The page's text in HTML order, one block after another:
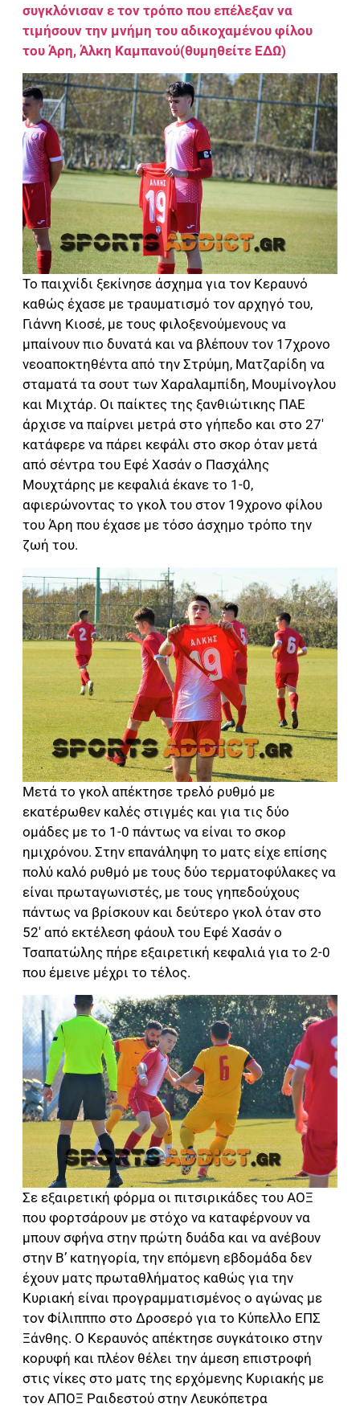
συγκλόνισαν ε τον τρόπο που επέλεξαν να
τιμήσουν την μνήμη του αδικοχαμένου φίλου
του Άρη, Άλκη Καμπανού(θυμηθείτε ΕΔΩ)
Το παιχνίδι ξεκίνησε άσχημα για τον Κεραυνό
καθώς έχασε με τραυματισμό τον αρχηγό του,
Γιάννη Κιοσέ, με τους φιλοξενούμενους να
μπαίνουν πιο δυνατά και να βλέπουν τον 17χρονο
νεοαποκτηθέντα από την Στρύμη, Ματζαρίδη να
σταματά τα σουτ των Χαραλαμπίδη, Μουμίνογλου
και Μιχτάρ. Οι παίκτες της ξανθιώτικης ΠΑΕ
άρχισε να παίρνει μετρά στο γήπεδο και στο 27′
κατάφερε να πάρει κεφάλι στο σκορ όταν μετά
από σέντρα του Εφέ Χασάν ο Πασχάλης
Μουχτάρης με κεφαλιά έκανε το 1-0,
αφιερώνοντας το γκολ του στον 19χρονο φίλου
του Άρη που έχασε με τόσο άσχημο τρόπο την
ζωή του.
Μετά το γκολ απέκτησε τρελό ρυθμό με
εκατέρωθεν καλές στιγμές και για τις δύο
ομάδες με το 1-0 πάντως να είναι το σκορ
ημιχρόνου. Στην επανάληψη το ματς είχε επίσης
πολύ καλό ρυθμό με τους δύο τερματοφύλακες να
είναι πρωταγωνιστές, με τους γηπεδούχους
πάντως να βρίσκουν και δεύτερο γκολ όταν στο
52′ από εκτέλεση φάουλ του Εφέ Χασάν ο
Τσαπατώλης πήρε εξαιρετική κεφαλιά για το 2-0
που έμεινε μέχρι το τέλος.
Σε εξαιρετική φόρμα οι πιτσιρικάδες του ΑΟΞ
που φορτσάρουν με στόχο να καταφέρνουν να
μπουν σφήνα στην πρώτη δυάδα και να ανέβουν
στην Β’ κατηγορία, την επόμενη εβδομάδα δεν
έχουν ματς πρωταθλήματος καθώς για την
Κυριακή είναι προγραμματισμένος ο αγώνας με
τον Φίλιπππο στο Δροσερό για το Κύπελλο ΕΠΣ
Ξάνθης. Ο Κεραυνός απέκτησε συγκάτοικο στην
κορυφή και πλέον θέλει την άμεση επιστροφή
στις νίκες στο ματς της ερχόμενης Κυριακής με
τον ΑΠΟΞ Ραιδεστού στην Λευκόπετρα